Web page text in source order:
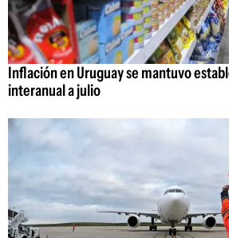
Inflación en Uruguay se mantuvo
interanual a julio